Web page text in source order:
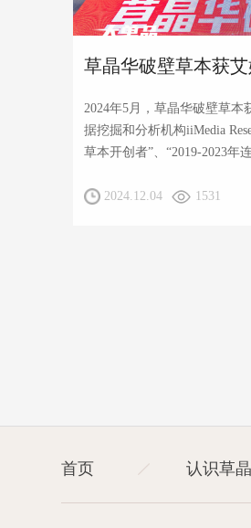
2024年5月，草晶华破壁草本
据挖掘和分析机构iiMedia
草本开创者”、“2019-2023年
2024.12.04
1531
首页 认识草